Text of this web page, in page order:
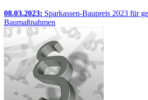
08.03.2023: Sparkassen-Baupreis 2023 für
Baumaßnahmen